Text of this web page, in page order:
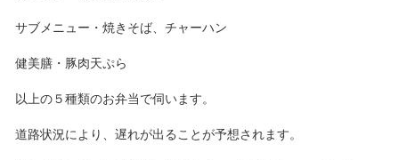
サブメニュー・焼きそば、チャーハン
健美膳・豚肉天ぷら
以上の５種類のお弁当で伺います。
道路状況により、遅れが出ることが予想されます。